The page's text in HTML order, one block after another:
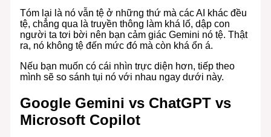
Tóm lại là nó vẫn tệ ở những thứ mà các AI khác đều
tệ, chẳng qua là truyền thông làm khá lố, dập con
người ta tơi bời nên bạn cảm giác Gemini nó tệ. Thật
ra, nó không tệ đến mức đó mà còn khá ổn á.
Nếu bạn muốn có cái nhìn trực diện hơn, tiếp theo
mình sẽ so sánh tụi nó với nhau ngay dưới này.
Google Gemini vs ChatGPT vs
Microsoft Copilot